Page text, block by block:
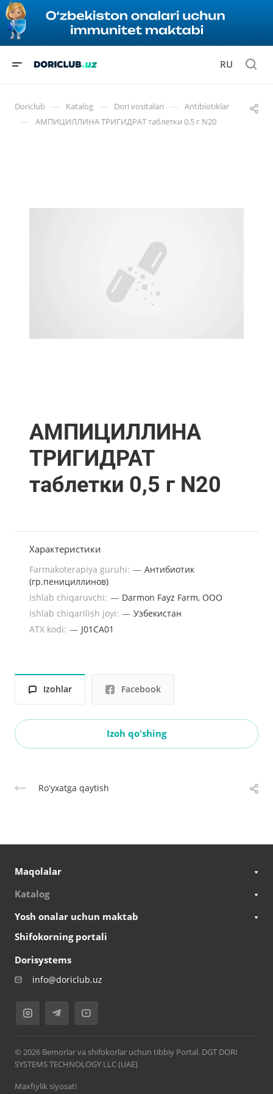
RU
Doriclub — Katalog — Dori vositalari — Antibiotiklar
— АМПИЦИЛЛИНА ТРИГИДРАТ таблетки 0,5 г N20
АМПИЦИЛЛИНА
ТРИГИДРАТ
таблетки 0,5 г N20
Характеристики
Farmakoterapiya guruhi: — Антибиотик
(гр.пенициллинов)
Ishlab chiqaruvchi: — Darmon Fayz Farm, OOO
Ishlab chiqarilish joyi: — Узбекистан
ATX kodi: — J01CA01
Izohlar Facebook
Izoh qo'shing
Roʻyxatga qaytish
Maqolalar
Katalog
Yosh onalar uchun maktab
Shifokorning portali
Dorisystems
info@doriclub.uz
© 2026 Bemorlar va shifokorlar uchun tibbiy Portal. DGT DORI
SYSTEMS TECHNOLOGY LLC (UAE)
Maxfiylik siyosati